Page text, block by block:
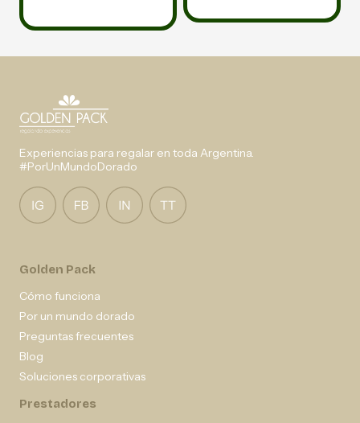
Experiencias para regalar en toda Argentina.
#PorUnMundoDorado
Golden Pack
Cómo funciona
Por un mundo dorado
Preguntas frecuentes
Blog
Soluciones corporativas
Prestadores